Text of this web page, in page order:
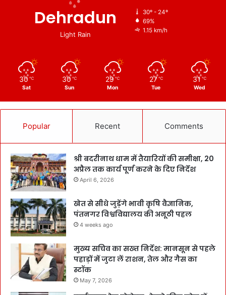
Dehradun
Light Rain
30º - 24º
69%
1.15 km/h
30 ℃
Sat
30 ℃
Sun
29 ℃
Mon
27 ℃
Tue
31 ℃
Wed
Popular Recent Comments
श्री बदरीनाथ धाम में तैयारियों की समीक्षा, 20
अप्रैल तक कार्य पूर्ण करने के दिए निर्देश
April 6, 2026
खेत से सीधे जुड़ेंगे भावी कृषि वैज्ञानिक,
पंतनगर विश्वविद्यालय की अनूठी पहल
4 weeks ago
मुख्य सचिव का सख्त निर्देश: मानसून से पहले
पहाड़ों में जुटा लें राशन, तेल और गैस का
स्टॉक
May 7, 2026